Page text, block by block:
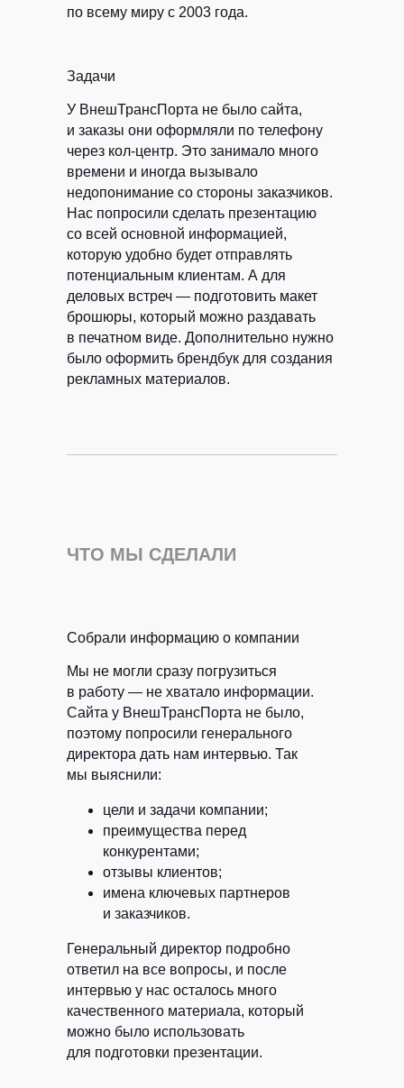
по всему миру с 2003 года.
Задачи
У ВнешТрансПорта не было сайта,
и заказы они оформляли по телефону
через кол-центр. Это занимало много
времени и иногда вызывало
недопонимание со стороны заказчиков.
Нас попросили сделать презентацию
со всей основной информацией,
которую удобно будет отправлять
потенциальным клиентам. А для
деловых встреч — подготовить макет
брошюры, который можно раздавать
в печатном виде. Дополнительно нужно
было оформить брендбук для создания
рекламных материалов.
ЧТО МЫ СДЕЛАЛИ
Собрали информацию о компании
Мы не могли сразу погрузиться
в работу — не хватало информации.
Сайта у ВнешТрансПорта не было,
поэтому попросили генерального
директора дать нам интервью. Так
мы выяснили:
цели и задачи компании;
преимущества перед
конкурентами;
отзывы клиентов;
имена ключевых партнеров
и заказчиков.
Генеральный директор подробно
ответил на все вопросы, и после
интервью у нас осталось много
качественного материала, который
можно было использовать
для подготовки презентации.